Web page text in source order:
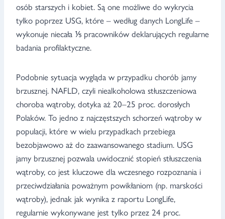
osób starszych i kobiet. Są one możliwe do wykrycia
tylko poprzez USG, które – według danych LongLife –
wykonuje niecała ⅕ pracowników deklarujących regularne
badania profilaktyczne.
Podobnie sytuacja wygląda w przypadku chorób jamy
brzusznej. NAFLD, czyli niealkoholowa stłuszczeniowa
choroba wątroby, dotyka aż 20–25 proc. dorosłych
Polaków. To jedno z najczęstszych schorzeń wątroby w
populacji, które w wielu przypadkach przebiega
bezobjawowo aż do zaawansowanego stadium. USG
jamy brzusznej pozwala uwidocznić stopień stłuszczenia
wątroby, co jest kluczowe dla wczesnego rozpoznania i
przeciwdziałania poważnym powikłaniom (np. marskości
wątroby), jednak jak wynika z raportu LongLife,
regularnie wykonywane jest tylko przez 24 proc.